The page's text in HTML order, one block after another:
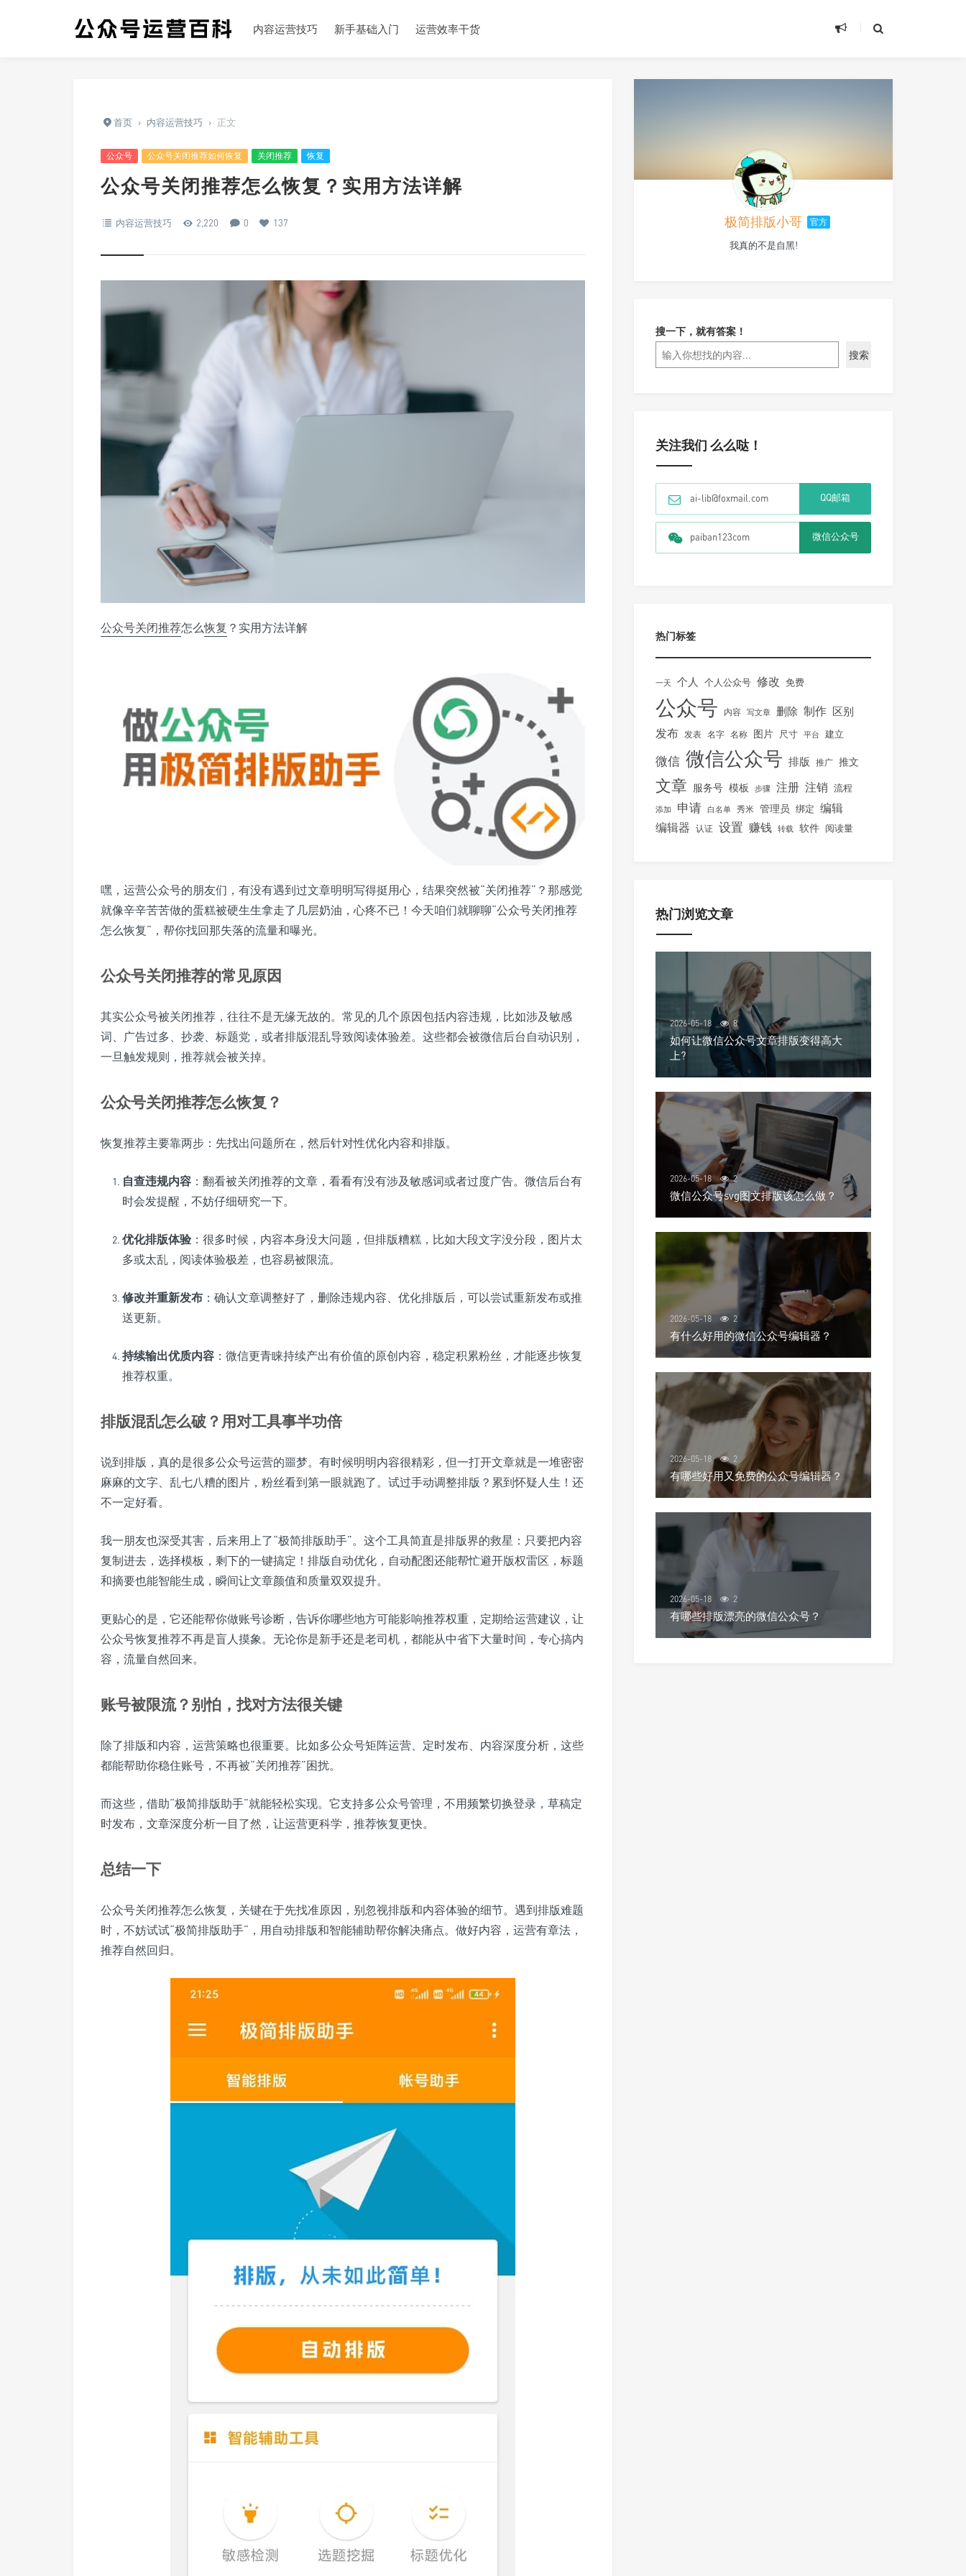
内容运营技巧 新手基础入门 运营效率干货
首页 › 内容运营技巧 › 正文
公众号 公众号关闭推荐如何恢复 关闭推荐 恢复
公众号关闭推荐怎么恢复？实用方法详解
内容运营技巧 2,220 0 137
公众号关闭推荐怎么恢复 ？实用方法详解
嘿，运营公众号的朋友们，有没有遇到过文章明明写得挺用心，结果突然被“关闭推荐”？那感觉
就像辛辛苦苦做的蛋糕被硬生生拿走了几层奶油，心疼不已！今天咱们就聊聊“公众号关闭推荐
怎么恢复”，帮你找回那失落的流量和曝光。
公众号关闭推荐的常见原因
其实公众号被关闭推荐，往往不是无缘无故的。常见的几个原因包括内容违规，比如涉及敏感
词、广告过多、抄袭、标题党，或者排版混乱导致阅读体验差。这些都会被微信后台自动识别，
一旦触发规则，推荐就会被关掉。
公众号关闭推荐怎么恢复？
恢复推荐主要靠两步：先找出问题所在，然后针对性优化内容和排版。
自查违规内容 ：翻看被关闭推荐的文章，看看有没有涉及敏感词或者过度广告。微信后台有
时会发提醒，不妨仔细研究一下。
优化排版体验 ：很多时候，内容本身没大问题，但排版糟糕，比如大段文字没分段，图片太
多或太乱，阅读体验极差，也容易被限流。
修改并重新发布 ：确认文章调整好了，删除违规内容、优化排版后，可以尝试重新发布或推
送更新。
持续输出优质内容 ：微信更青睐持续产出有价值的原创内容，稳定积累粉丝，才能逐步恢复
推荐权重。
排版混乱怎么破？用对工具事半功倍
说到排版，真的是很多公众号运营的噩梦。有时候明明内容很精彩，但一打开文章就是一堆密密
麻麻的文字、乱七八糟的图片，粉丝看到第一眼就跑了。试过手动调整排版？累到怀疑人生！还
不一定好看。
我一朋友也深受其害，后来用上了“极简排版助手”。这个工具简直是排版界的救星：只要把内容
复制进去，选择模板，剩下的一键搞定！排版自动优化，自动配图还能帮忙避开版权雷区，标题
和摘要也能智能生成，瞬间让文章颜值和质量双双提升。
更贴心的是，它还能帮你做账号诊断，告诉你哪些地方可能影响推荐权重，定期给运营建议，让
公众号恢复推荐不再是盲人摸象。无论你是新手还是老司机，都能从中省下大量时间，专心搞内
容，流量自然回来。
账号被限流？别怕，找对方法很关键
除了排版和内容，运营策略也很重要。比如多公众号矩阵运营、定时发布、内容深度分析，这些
都能帮助你稳住账号，不再被“关闭推荐”困扰。
而这些，借助“极简排版助手”就能轻松实现。它支持多公众号管理，不用频繁切换登录，草稿定
时发布，文章深度分析一目了然，让运营更科学，推荐恢复更快。
总结一下
公众号关闭推荐怎么恢复，关键在于先找准原因，别忽视排版和内容体验的细节。遇到排版难题
时，不妨试试“极简排版助手”，用自动排版和智能辅助帮你解决痛点。做好内容，运营有章法，
推荐自然回归。
极简排版小哥 官方
我真的不是自黑!
搜一下，就有答案！
搜索
关注我们 么么哒！
ai-lib@foxmail.com QQ邮箱
paiban123com 微信公众号
热门标签
一天 个人 个人公众号 修改 免费
公众号 内容 写文章 删除 制作 区别
发布 发表 名字 名称 图片 尺寸 平台 建立
微信 微信公众号 排版 推广 推文
文章 服务号 模板 步骤 注册 注销 流程
添加 申请 白名单 秀米 管理员 绑定 编辑
编辑器
认证 设置 赚钱 转载 软件 阅读量
热门浏览文章
2026-05-18 8
如何让微信公众号文章排版变得高大
上?
2026-05-18 2
微信公众号svg图文排版该怎么做？
2026-05-18 2
有什么好用的微信公众号编辑器？
2026-05-18 2
有哪些好用又免费的公众号编辑器？
2026-05-18 2
有哪些排版漂亮的微信公众号？